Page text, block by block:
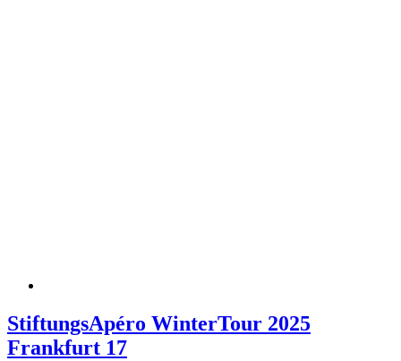
StiftungsApéro WinterTour 2025
Frankfurt 17